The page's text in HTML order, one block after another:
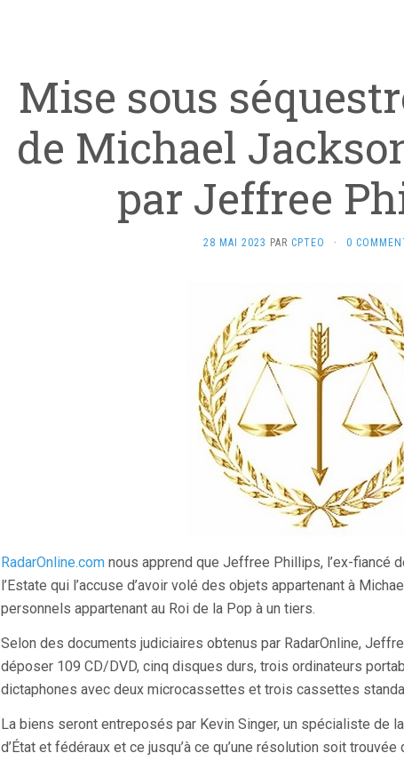
Mise sous
de Michael
par Jeffree
28 MAI 2023 PAR CPTEO · 0
RadarOnline.com nous apprend que Jeffree Phillips, l’ex-fiancé
l’Estate qui l’accuse d’avoir volé des objets appartenant à
personnels appartenant au Roi de la Pop à un tiers.
Selon des documents judiciaires obtenus par RadarOnline,
déposer 109 CD/DVD, cinq disques durs, trois ordinateurs
dictaphones avec deux microcassettes et trois cassettes
La biens seront entreposés par Kevin Singer, un spécialiste de
d’État et fédéraux et ce jusqu’à ce qu’une résolution soit